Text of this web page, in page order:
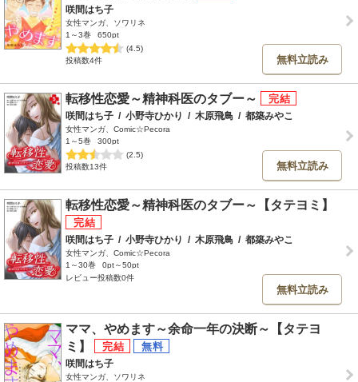
咲間はち子
女性マンガ、ソワリネ
1～3巻
650pt
(4.5)
投稿数4件
無料立読み
転移性恋愛～精神科医のタブー～
咲間はち子 / 小野寺ひかり / 木原飛鳥 / 都築みやこ
女性マンガ、Comic☆Pecora
1～5巻
300pt
(2.5)
投稿数13件
無料立読み
転移性恋愛～精神科医のタブー～【タテヨミ】
咲間はち子 / 小野寺ひかり / 木原飛鳥 / 都築みやこ
女性マンガ、Comic☆Pecora
1～30巻
0pt～50pt
レビュー投稿数0件
無料立読み
ママ、やめます～余命一年の決断～【タテヨ
ミ】
咲間はち子
女性マンガ、ソワリネ